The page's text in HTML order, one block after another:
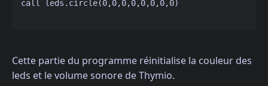
call leds.circle(0,0,0,0,0,0,0,0)
Cette partie du programme réinitialise la couleur des
leds et le volume sonore de Thymio.